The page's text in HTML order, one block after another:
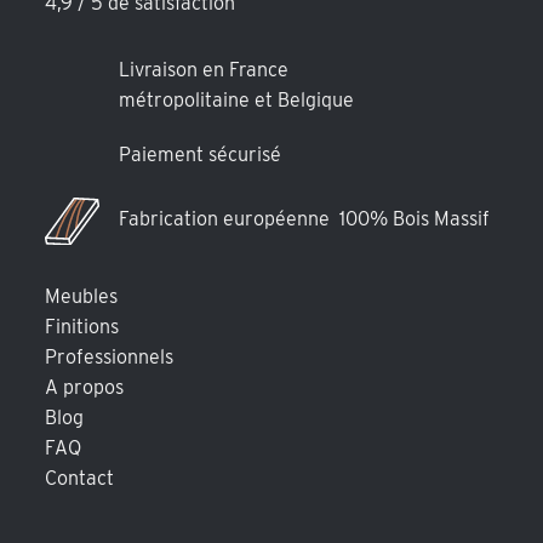
Livraison en France
métropolitaine et Belgique
Paiement sécurisé
Fabrication européenne 100% Bois Massif
Meubles
Finitions
Professionnels
A propos
Blog
FAQ
Contact